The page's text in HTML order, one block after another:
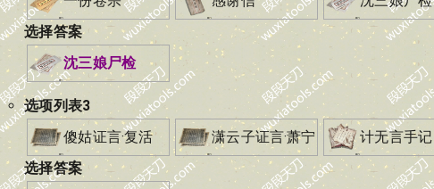
选择答案
沈三娘尸检
选项列表3
傻姑证言·复活
潇云子证言·萧宁
计无言手记
选择答案